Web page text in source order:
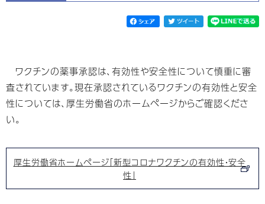
ワクチンの薬事承認は、有効性や安全性について慎重に審
査されています。現在承認されているワクチンの有効性と安全
性については、厚生労働省のホームページからご確認くださ
い。
厚生労働省ホームページ「新型コロナワクチンの有効性・安全
性」